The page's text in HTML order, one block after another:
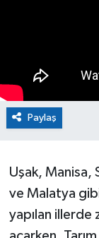
Paylaş
Uşak, Manisa,
ve Malatya
yapılan illerde